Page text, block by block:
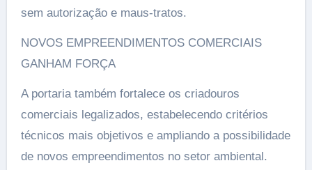
sem autorização e maus-tratos.
NOVOS EMPREENDIMENTOS COMERCIAIS
GANHAM FORÇA
A portaria também fortalece os criadouros
comerciais legalizados, estabelecendo critérios
técnicos mais objetivos e ampliando a possibilidade
de novos empreendimentos no setor ambiental.